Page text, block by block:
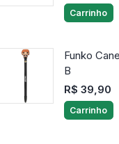
Carrinho
Funko
B
R$ 39,90
Carrinho